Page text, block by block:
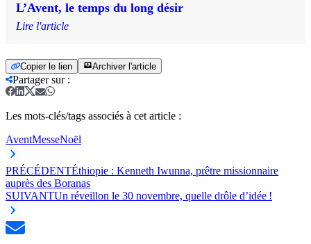
L’Avent, le temps du long désir
Lire l'article
Copier le lien Archiver l'article
Partager sur:
Les mots-clés/tags associés à cet article :
AventMesseNoël
PRÉCÉDENTÉthiopie : Kenneth Iwunna, prêtre missionnaire
auprès des Boranas
SUIVANTUn réveillon le 30 novembre, quelle drôle d’idée !